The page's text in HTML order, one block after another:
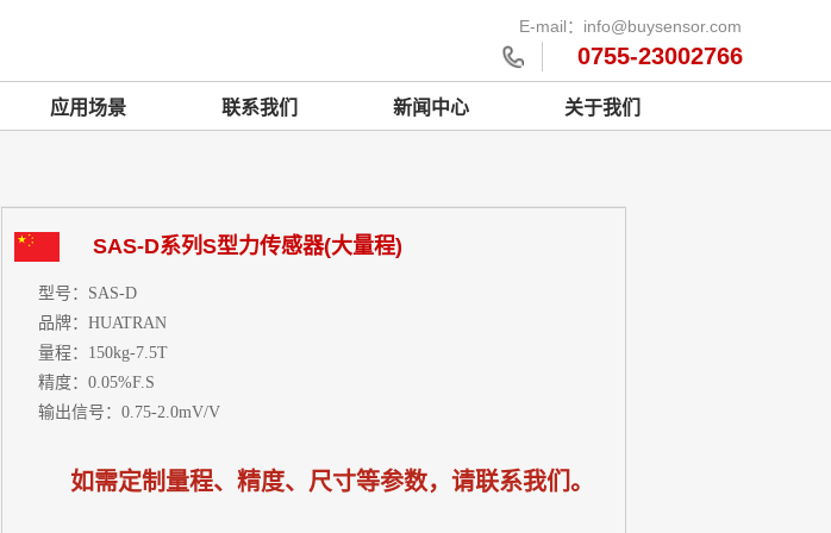
E-mail：info@buysensor.com
0755-23002766
应用场景 联系我们 新闻中心 关于我们
SAS-D系列S型力传感器(大量程)
型号： SAS-D
品牌： HUATRAN
量程： 150kg-7.5T
精度： 0.05%F.S
输出信号： 0.75-2.0mV/V
如需定制量程、精度、尺寸等参数，请联系我们。